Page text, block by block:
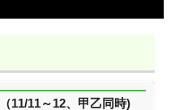
11/11～12、甲乙同時)